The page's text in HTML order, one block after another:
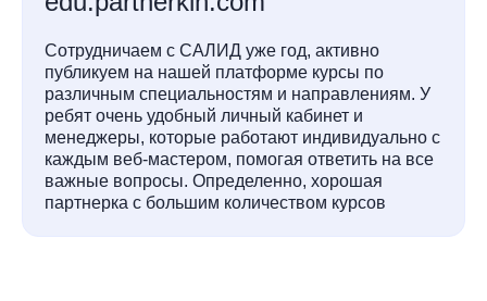
Сотрудничаем с САЛИД уже год, активно
публикуем на нашей платформе курсы по
различным специальностям и направлениям. У
ребят очень удобный личный кабинет и
менеджеры, которые работают индивидуально с
каждым веб-мастером, помогая ответить на все
важные вопросы. Определенно, хорошая
партнерка с большим количеством курсов